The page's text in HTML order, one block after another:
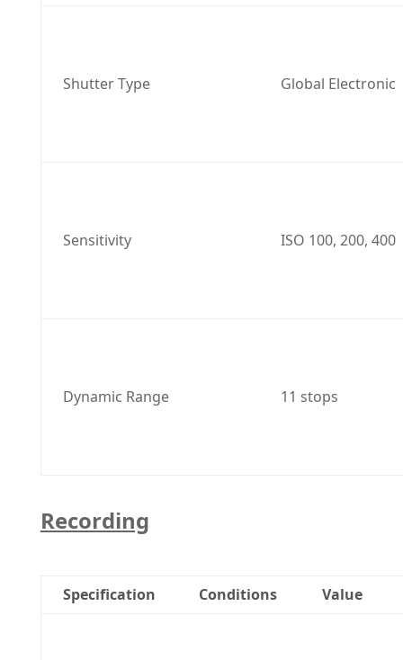
Shutter Type Global Electronic
Sensitivity ISO 100, 200, 400
Dynamic Range 11 stops
Recording
Specification Conditions Value